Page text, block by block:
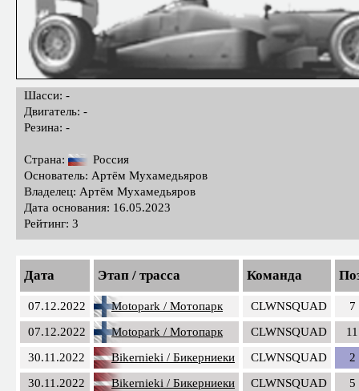
Шасси: -
Двигатель: -
Резина: -
Страна:
Россия
Основатель: Артём Мухамедьяров
Владелец: Артём Мухамедьяров
Дата основания: 16.05.2023
Рейтинг: 3
Дата Этап / трасса Команда
07.12.2022 Motopark / Мотопарк CLWNSQUAD
7
07.12.2022
Motopark / Мотопарк CLWNSQUAD
11
30.11.2022
Bikernieki / Бикерниеки CLWNSQUAD
2
30.11.2022
Bikernieki / Бикерниеки CLWNSQUAD
5